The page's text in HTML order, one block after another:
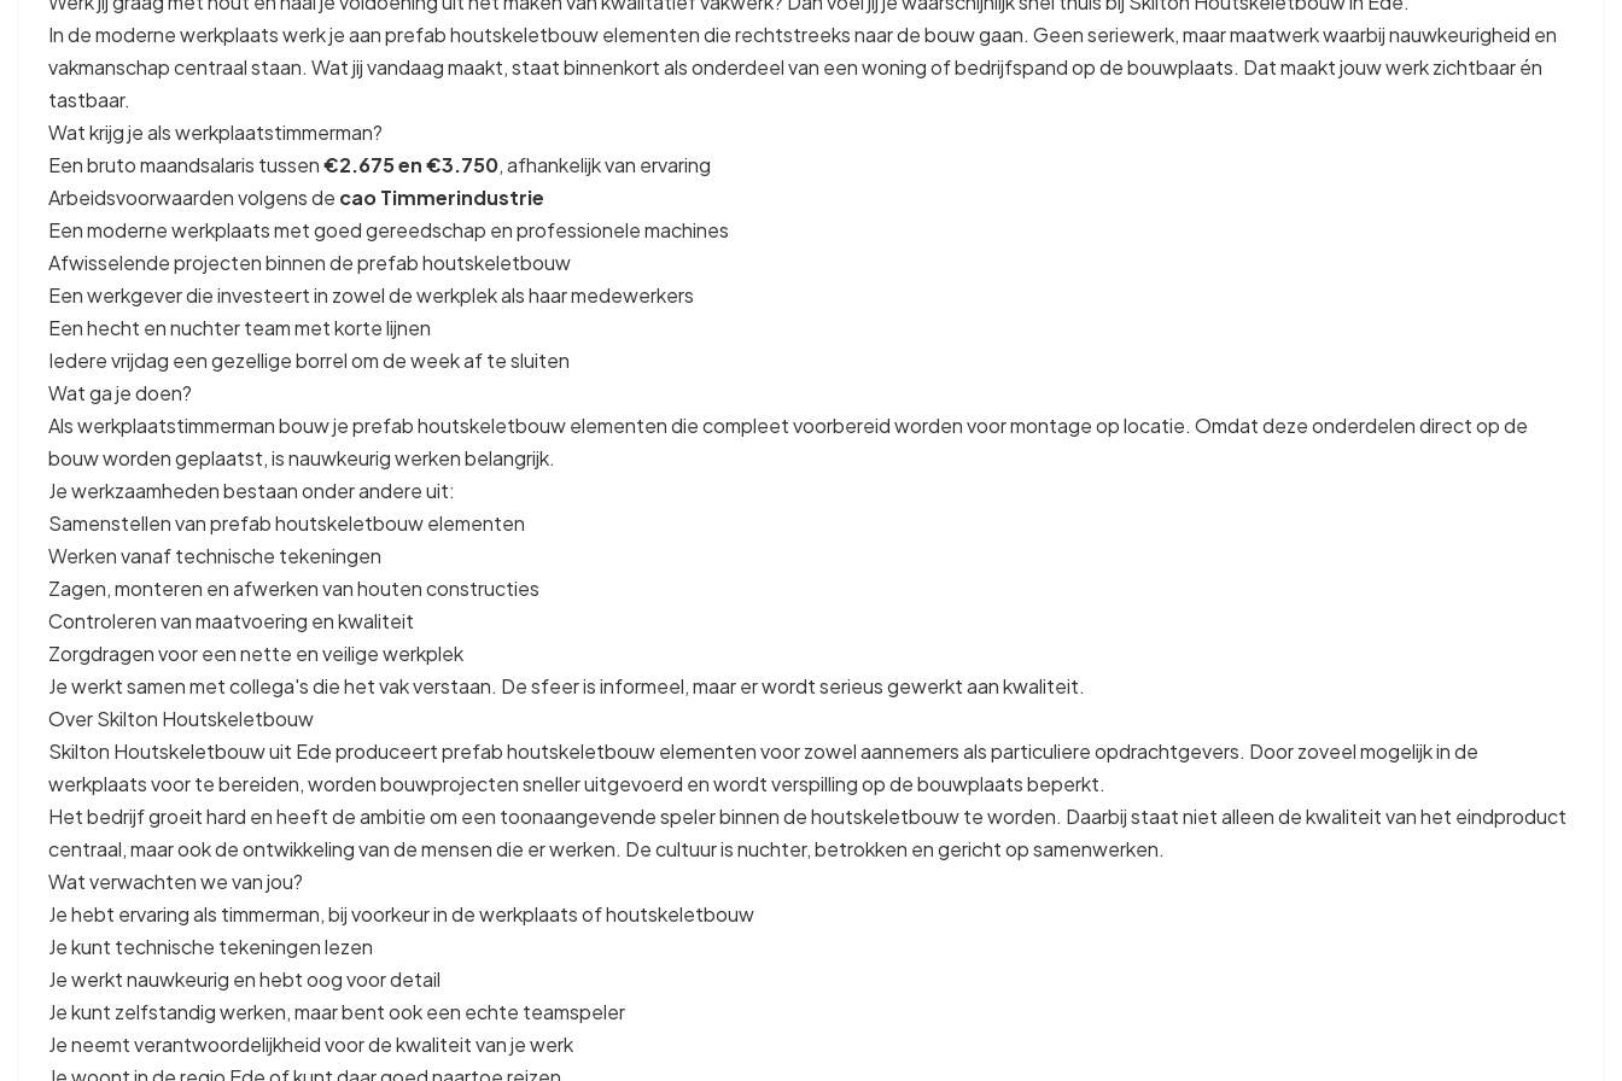
In de moderne werkplaats werk je aan prefab houtskeletbouw elementen die rechtstreeks naar de bouw gaan. Geen seriewerk, maar maatwerk waarbij nauwkeurigheid en
vakmanschap centraal staan. Wat jij vandaag maakt, staat binnenkort als onderdeel van een woning of bedrijfspand op de bouwplaats. Dat maakt jouw werk zichtbaar én
tastbaar.
Wat krijg je als werkplaatstimmerman?
Een bruto maandsalaris tussen€2.675 en €3.750, afhankelijk van ervaring
Arbeidsvoorwaarden volgens de cao Timmerindustrie
Een moderne werkplaats met goed gereedschap en professionele machines
Afwisselende projecten binnen de prefab houtskeletbouw
Een werkgever die investeert in zowel de werkplek als haar medewerkers
Een hecht en nuchter team met korte lijnen
Iedere vrijdag een gezellige borrel om de week af te sluiten
Wat ga je doen?
Als werkplaatstimmerman bouw je prefab houtskeletbouw elementen die compleet voorbereid worden voor montage op locatie. Omdat deze onderdelen direct op de
bouw worden geplaatst, is nauwkeurig werken belangrijk.
Je werkzaamheden bestaan onder andere uit:
Samenstellen van prefab houtskeletbouw elementen
Werken vanaf technische tekeningen
Zagen, monteren en afwerken van houten constructies
Controleren van maatvoering en kwaliteit
Zorgdragen voor een nette en veilige werkplek
Je werkt samen met collega's die het vak verstaan. De sfeer is informeel, maar er wordt serieus gewerkt aan kwaliteit.
Over Skilton Houtskeletbouw
Skilton Houtskeletbouw uit Ede produceert prefab houtskeletbouw elementen voor zowel aannemers als particuliere opdrachtgevers. Door zoveel mogelijk in de
werkplaats voor te bereiden, worden bouwprojecten sneller uitgevoerd en wordt verspilling op de bouwplaats beperkt.
Het bedrijf groeit hard en heeft de ambitie om een toonaangevende speler binnen de houtskeletbouw te worden. Daarbij staat niet alleen de kwaliteit van het eindproduct
centraal, maar ook de ontwikkeling van de mensen die er werken. De cultuur is nuchter, betrokken en gericht op samenwerken.
Wat verwachten we van jou?
Je hebt ervaring als timmerman, bij voorkeur in de werkplaats of houtskeletbouw
Je kunt technische tekeningen lezen
Je werkt nauwkeurig en hebt oog voor detail
Je kunt zelfstandig werken, maar bent ook een echte teamspeler
Je neemt verantwoordelijkheid voor de kwaliteit van je werk